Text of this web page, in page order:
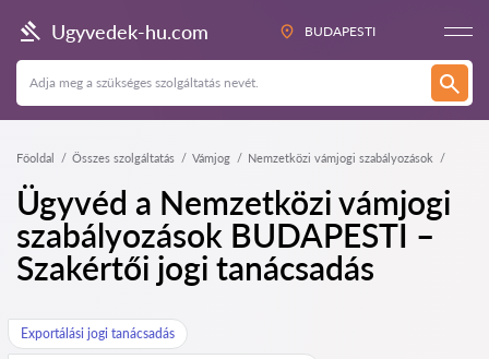
Ugyvedek-hu.com BUDAPESTI
Főoldal Összes szolgáltatás Vámjog Nemzetközi vámjogi szabályozások
Ügyvéd a Nemzetközi vámjogi
szabályozások BUDAPESTI –
Szakértői jogi tanácsadás
Exportálási jogi tanácsadás